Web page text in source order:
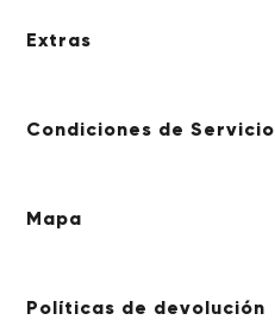
Extras
Condiciones de Servicio
Mapa
Políticas de devolución